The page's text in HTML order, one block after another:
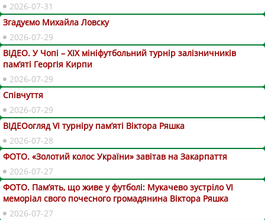
2026-07-31
Згадуємо Михайла Ловску
2026-07-29
ВІДЕО. У Чопі – ХІХ мініфутбольний турнір залізничників
пам’яті Георгія Кирпи
2026-07-29
Співчуття
2026-07-29
ВІДЕОогляд VІ турніру пам’яті Віктора Ряшка
2026-07-28
ФОТО. «Золотий колос України» завітав на Закарпаття
2026-07-27
ФОТО. Пам’ять, що живе у футболі: Мукачево зустріло VI
меморіал свого почесного громадянина Віктора Ряшка
2026-07-27